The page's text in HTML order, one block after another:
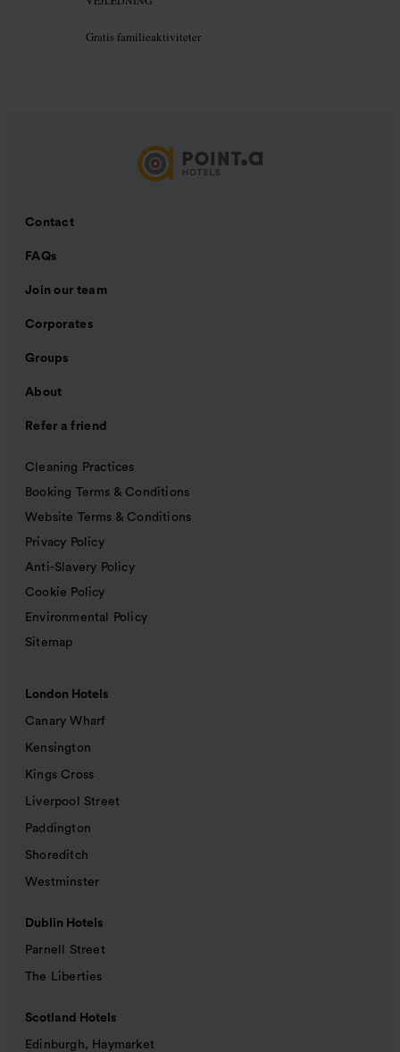
Gratis familieaktiviteter
Contact
FAQs
Join our team
Corporates
Groups
About
Refer a friend
Cleaning Practices
Booking Terms & Conditions
Website Terms & Conditions
Privacy Policy
Anti-Slavery Policy
Cookie Policy
Environmental Policy
Sitemap
London Hotels
Canary Wharf
Kensington
Kings Cross
Liverpool Street
Paddington
Shoreditch
Westminster
Dublin Hotels
Parnell Street
The Liberties
Scotland Hotels
Edinburgh, Haymarket